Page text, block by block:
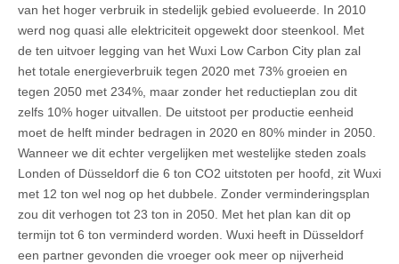
van het hoger verbruik in stedelijk gebied evolueerde. In 2010
werd nog quasi alle elektriciteit opgewekt door steenkool. Met
de ten uitvoer legging van het Wuxi Low Carbon City plan zal
het totale energieverbruik tegen 2020 met 73% groeien en
tegen 2050 met 234%, maar zonder het reductieplan zou dit
zelfs 10% hoger uitvallen. De uitstoot per productie eenheid
moet de helft minder bedragen in 2020 en 80% minder in 2050.
Wanneer we dit echter vergelijken met westelijke steden zoals
Londen of Düsseldorf die 6 ton CO2 uitstoten per hoofd, zit Wuxi
met 12 ton wel nog op het dubbele. Zonder verminderingsplan
zou dit verhogen tot 23 ton in 2050. Met het plan kan dit op
termijn tot 6 ton verminderd worden. Wuxi heeft in Düsseldorf
een partner gevonden die vroeger ook meer op nijverheid